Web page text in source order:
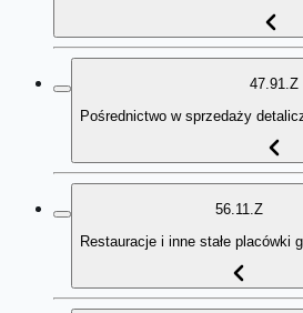
47.91.Z
Pośrednictwo w sprzedaży
56.11.Z
Restauracje i inne stałe placówki